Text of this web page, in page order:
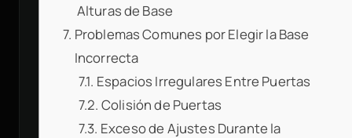
Alturas de Base
Problemas Comunes por Elegir la Base
Incorrecta
Espacios Irregulares Entre Puertas
Colisión de Puertas
Exceso de Ajustes Durante la